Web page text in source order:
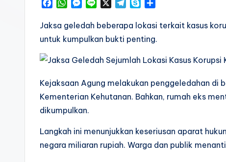
c
e
o
W
a
t
A
M
s
s
n
e
r
n
e
X
T
l
e
g
r
m
y
p
a
Jaksa geledah beberapa lokasi terkait kasus
untuk kumpulkan bukti penting.
Kejaksaan Agung melakukan penggeledahan di
Kementerian Kehutanan. Bahkan, rumah eks
dikumpulkan.
Langkah ini menunjukkan keseriusan aparat
negara miliaran rupiah. Warga dan publik